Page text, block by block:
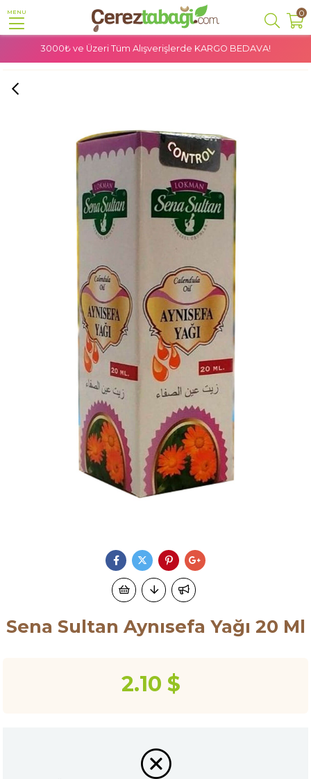
MENU 0
3000₺ ve Üzeri Tüm Alışverişlerde KARGO BEDAVA!
Bitkisel Yağlar
Sena Sultan Aynısefa Yağı 20 Ml
2.10 $